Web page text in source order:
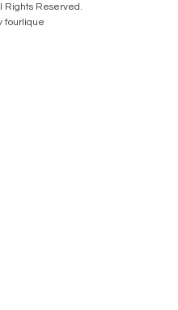
Rights Reserved.
fourlique